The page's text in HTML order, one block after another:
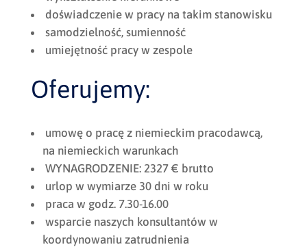
doświadczenie w pracy na takim stanowisku
samodzielność, sumienność
umiejętność pracy w zespole
Oferujemy:
umowę o pracę z niemieckim pracodawcą,
na niemieckich warunkach
WYNAGRODZENIE: 2327 € brutto
urlop w wymiarze 30 dni w roku
praca w godz. 7.30-16.00
wsparcie naszych konsultantów w
koordynowaniu zatrudnienia